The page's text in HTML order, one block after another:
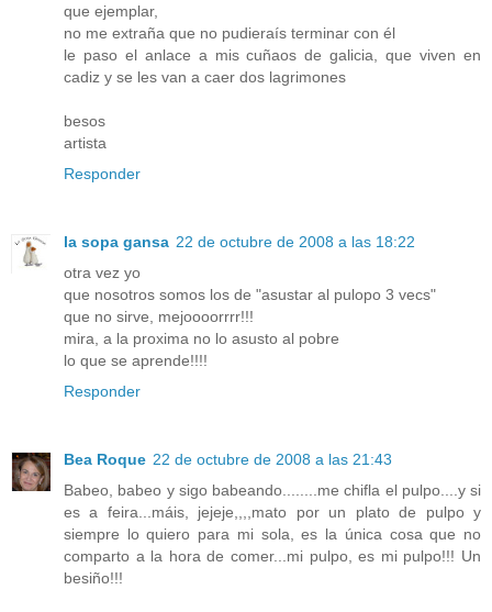
que ejemplar,
no me extraña que no pudieraís terminar con él
le paso el anlace a mis cuñaos de galicia, que viven en
cadiz y se les van a caer dos lagrimones
besos
artista
Responder
la sopa gansa 22 de octubre de 2008 a las 18:22
otra vez yo
que nosotros somos los de "asustar al pulopo 3 vecs"
que no sirve, mejoooorrrr!!!
mira, a la proxima no lo asusto al pobre
lo que se aprende!!!!
Responder
Bea Roque 22 de octubre de 2008 a las 21:43
Babeo, babeo y sigo babeando........me chifla el pulpo....y si
es a feira...máis, jejeje,,,,mato por un plato de pulpo y
siempre lo quiero para mi sola, es la única cosa que no
comparto a la hora de comer...mi pulpo, es mi pulpo!!! Un
besiño!!!